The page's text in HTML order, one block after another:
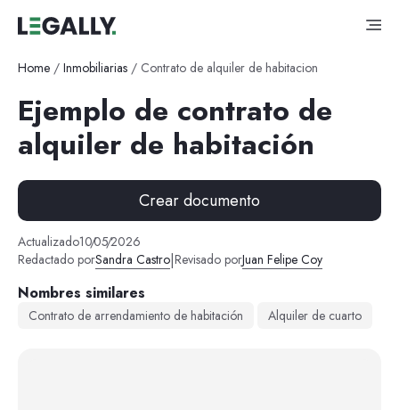
Home / Inmobiliarias / Contrato de alquiler de habitacion
Ejemplo de contrato de
alquiler de habitación
Crear documento
Actualizado10/05/2026
Redactado porSandra Castro|Revisado porJuan Felipe Coy
Nombres similares
Contrato de arrendamiento de habitación Alquiler de cuarto